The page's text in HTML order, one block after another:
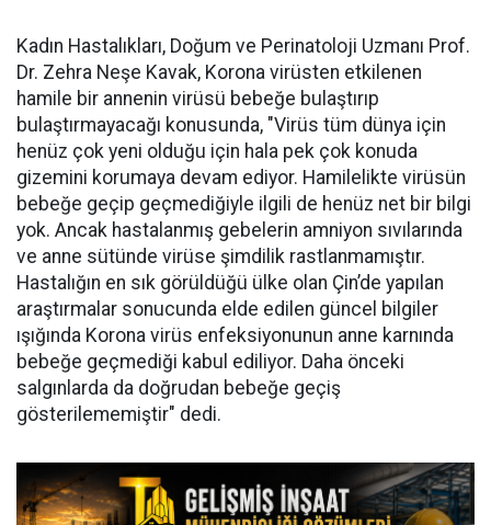
Kadın Hastalıkları, Doğum ve Perinatoloji Uzmanı Prof.
Dr. Zehra Neşe Kavak, Korona virüsten etkilenen
hamile bir annenin virüsü bebeğe bulaştırıp
bulaştırmayacağı konusunda, "Virüs tüm dünya için
henüz çok yeni olduğu için hala pek çok konuda
gizemini korumaya devam ediyor. Hamilelikte virüsün
bebeğe geçip geçmediğiyle ilgili de henüz net bir bilgi
yok. Ancak hastalanmış gebelerin amniyon sıvılarında
ve anne sütünde virüse şimdilik rastlanmamıştır.
Hastalığın en sık görüldüğü ülke olan Çin’de yapılan
araştırmalar sonucunda elde edilen güncel bilgiler
ışığında Korona virüs enfeksiyonunun anne karnında
bebeğe geçmediği kabul ediliyor. Daha önceki
salgınlarda da doğrudan bebeğe geçiş
gösterilememiştir" dedi.